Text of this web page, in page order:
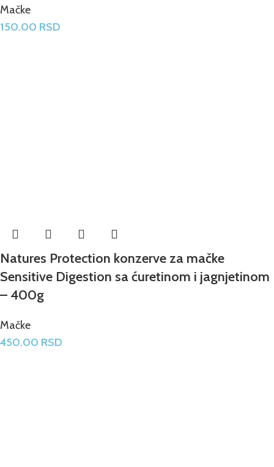
Mačke
150.00 RSD
Natures Protection konzerve za mačke
Sensitive Digestion sa ćuretinom i jagnjetinom
– 400g
Mačke
450.00 RSD